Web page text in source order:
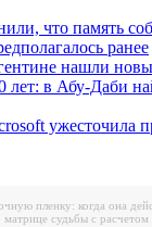
что память
ранее
нашли
лет: в Абу-Даби
ужесточила
пленку: когда она
матрице судьбы с